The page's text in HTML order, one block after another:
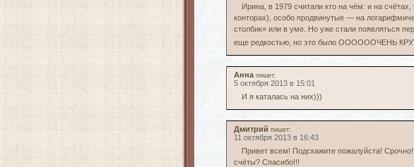
Ирина, в 1979 считали кто на чём: и на
конторах), особо продвинутые — на
столбик» или в уме. Но уже стали появляться
еще редкостью, но это было ООООООЧЕНЬ
Анна пишет:
5 октября 2013 в 15:01
И я каталась на них)))
Дмитрий пишет:
11 октября 2013 в 16:43
Привет всем! Подскажите пожалуйста!
счёты? Спасибо!!!